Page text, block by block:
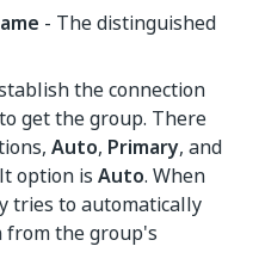
- The distinguished
the connection
get the group. There
Auto, Primary, and
option is Auto. When
tries to automatically
from the group's